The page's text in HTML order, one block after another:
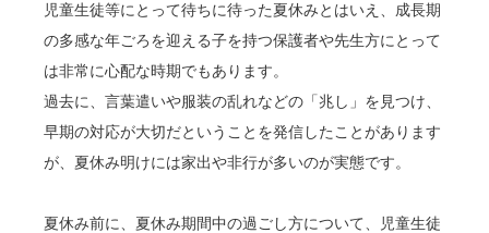
児童生徒等にとって待ちに待った夏休みとはいえ、成長期
の多感な年ごろを迎える子を持つ保護者や先生方にとって
は非常に心配な時期でもあります。
過去に、言葉遣いや服装の乱れなどの「兆し」を見つけ、
早期の対応が大切だということを発信したことがあります
が、夏休み明けには家出や非行が多いのが実態です。
夏休み前に、夏休み期間中の過ごし方について、児童生徒